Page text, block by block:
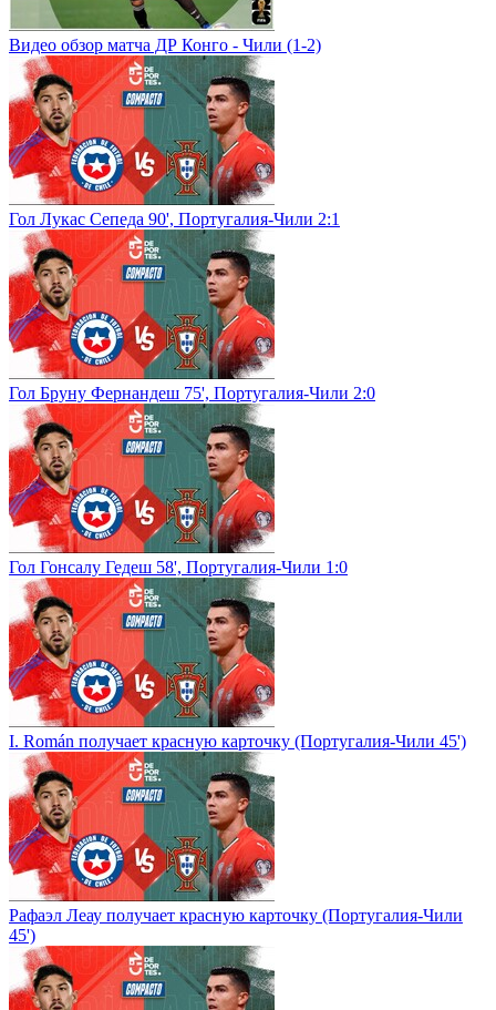
Видео обзор матча ДР Конго - Чили (1-2)
Гол Лукас Сепеда 90', Португалия-Чили 2:1
Гол Бруну Фернандеш 75', Португалия-Чили 2:0
Гол Гонсалу Гедеш 58', Португалия-Чили 1:0
I. Román получает красную карточку (Португалия-Чили 45')
Рафаэл Леау получает красную карточку (Португалия-Чили
45')